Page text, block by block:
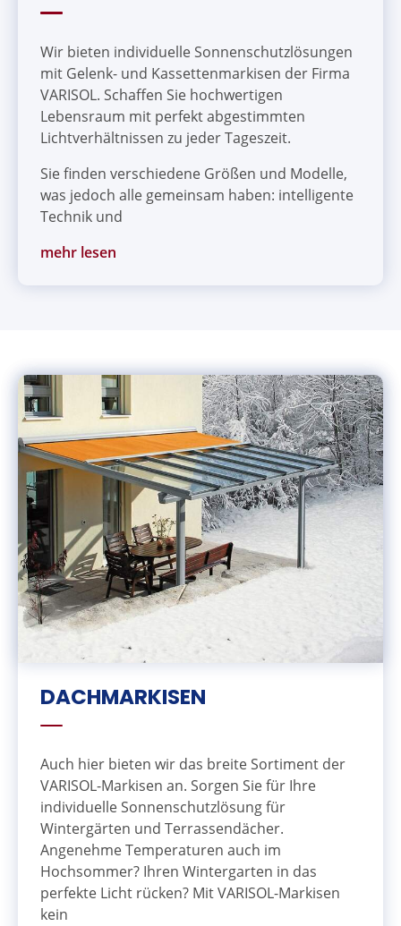
Wir bieten individuelle Sonnenschutzlösungen
mit Gelenk- und Kassettenmarkisen der Firma
VARISOL. Schaffen Sie hochwertigen
Lebensraum mit perfekt abgestimmten
Lichtverhältnissen zu jeder Tageszeit.
Sie finden verschiedene Größen und Modelle,
was jedoch alle gemeinsam haben: intelligente
Technik und
mehr lesen
DACHMARKISEN
Auch hier bieten wir das breite Sortiment der
VARISOL-Markisen an. Sorgen Sie für Ihre
individuelle Sonnenschutzlösung für
Wintergärten und Terrassendächer.
Angenehme Temperaturen auch im
Hochsommer? Ihren Wintergarten in das
perfekte Licht rücken? Mit VARISOL-Markisen
kein